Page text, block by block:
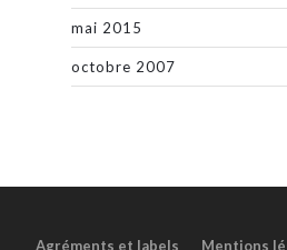
mai 2015
octobre 2007
Agréments et labels Mentions